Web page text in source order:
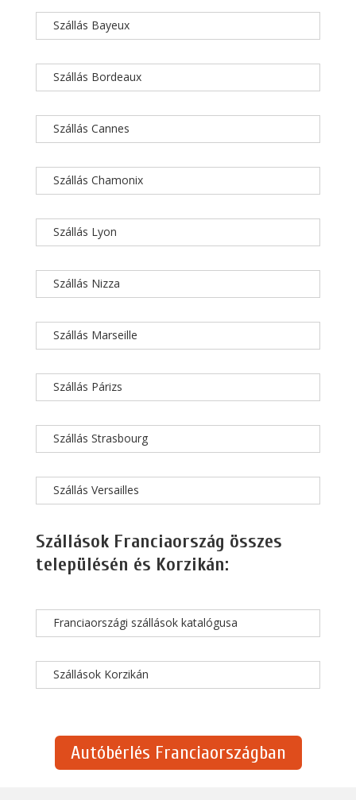
Szállás Bayeux
Szállás Bordeaux
Szállás Cannes
Szállás Chamonix
Szállás Lyon
Szállás Nizza
Szállás Marseille
Szállás Párizs
Szállás Strasbourg
Szállás Versailles
Szállások Franciaország összes
településén és Korzikán:
Franciaországi szállások katalógusa
Szállások Korzikán
Autóbérlés Franciaországban